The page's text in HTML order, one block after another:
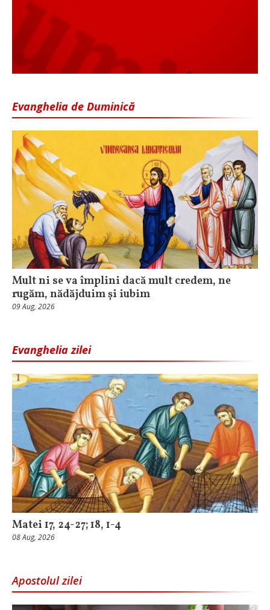
Evanghelia de Duminică
Mult ni se va împlini dacă mult credem, ne
rugăm, nădăjduim și iubim
09 Aug, 2026
Evanghelia zilei
Matei 17, 24-27; 18, 1-4
08 Aug, 2026
Apostolul zilei